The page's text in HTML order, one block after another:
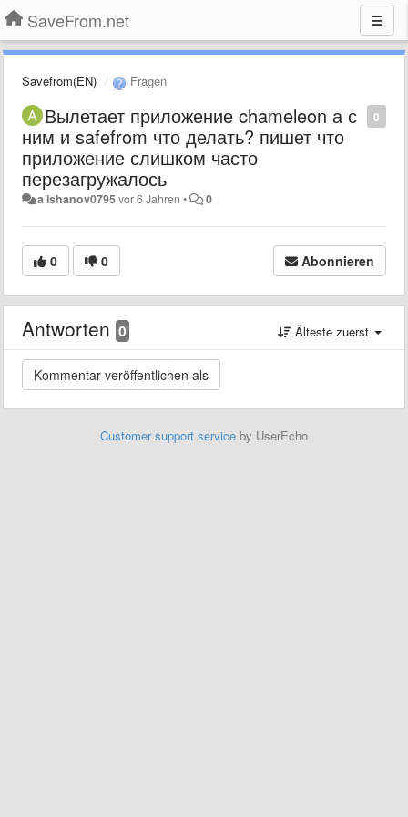
SaveFrom.net
Savefrom(EN) Fragen
0
Вылетает приложение chameleon а с
ним и safefrom что делать? пишет что
приложение слишком часто
перезагружалось
a ishanov0795vor 6 Jahren • 0
0 0 Abonnieren
Antworten 0 Älteste zuerst
Customer support service by UserEcho